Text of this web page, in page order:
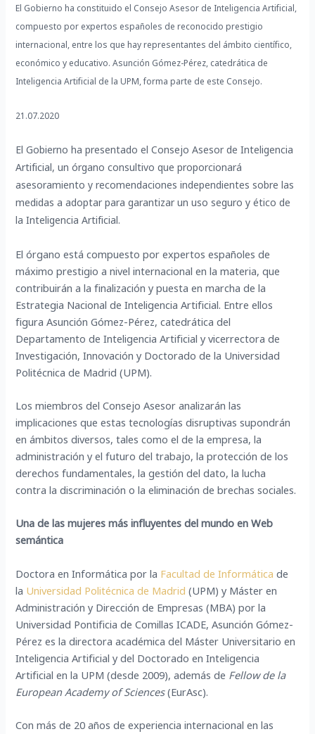
El Gobierno ha constituido el Consejo Asesor de Inteligencia Artificial,
compuesto por expertos españoles de reconocido prestigio
internacional, entre los que hay representantes del ámbito científico,
económico y educativo. Asunción Gómez-Pérez, catedrática de
Inteligencia Artificial de la UPM, forma parte de este Consejo.
21.07.2020
El Gobierno ha presentado el Consejo Asesor de Inteligencia
Artificial, un órgano consultivo que proporcionará
asesoramiento y recomendaciones independientes sobre las
medidas a adoptar para garantizar un uso seguro y ético de
la Inteligencia Artificial.
El órgano está compuesto por expertos españoles de
máximo prestigio a nivel internacional en la materia, que
contribuirán a la finalización y puesta en marcha de la
Estrategia Nacional de Inteligencia Artificial. Entre ellos
figura Asunción Gómez-Pérez, catedrática del
Departamento de Inteligencia Artificial y vicerrectora de
Investigación, Innovación y Doctorado de la Universidad
Politécnica de Madrid (UPM).
Los miembros del Consejo Asesor analizarán las
implicaciones que estas tecnologías disruptivas supondrán
en ámbitos diversos, tales como el de la empresa, la
administración y el futuro del trabajo, la protección de los
derechos fundamentales, la gestión del dato, la lucha
contra la discriminación o la eliminación de brechas sociales.
Una de las mujeres más influyentes del mundo en Web
semántica
Doctora en Informática por la Facultad de Informática de
la Universidad Politécnica de Madrid (UPM) y Máster en
Administración y Dirección de Empresas (MBA) por la
Universidad Pontificia de Comillas ICADE, Asunción Gómez-
Pérez es la directora académica del Máster Universitario en
Inteligencia Artificial y del Doctorado en Inteligencia
Artificial en la UPM (desde 2009), además de Fellow de la
European Academy of Sciences(EurAsc).
Con más de 20 años de experiencia internacional en las